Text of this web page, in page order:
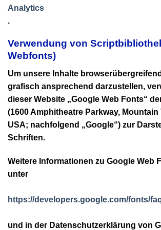
Analytics
.
Verwendung von
Webfonts)
Um unsere Inhalte
grafisch ansprechend darzustellen,
dieser Website „Google Web Fonts“
(1600 Amphitheatre Parkway, Mountain
USA; nachfolgend „Google“) zur
Schriften.
Weitere Informationen zu Google Web
unter
https://developers.google.com/fonts/
und in der Datenschutzerklärung von